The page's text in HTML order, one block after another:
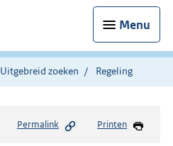
Menu
Uitgebreid zoeken Regeling
Permalink Printen